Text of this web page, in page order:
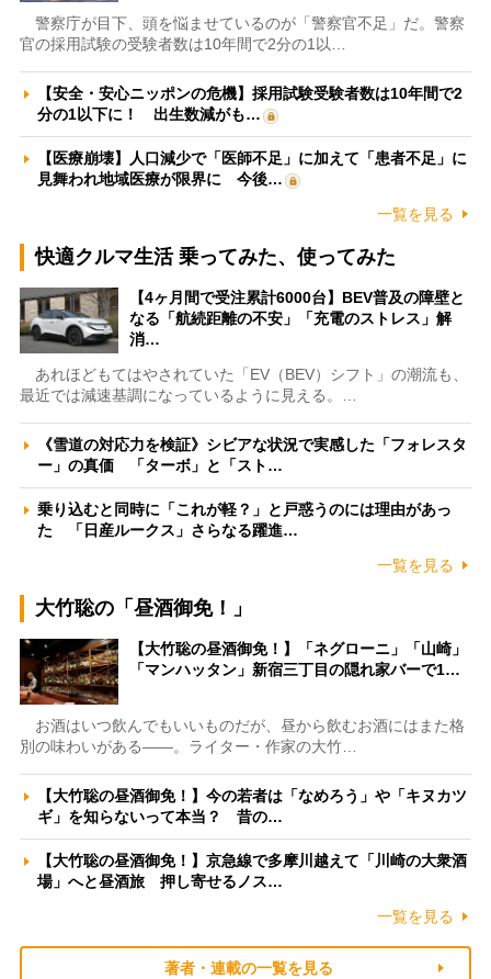
警察庁が目下、頭を悩ませているのが「警察官不足」だ。警察
官の採用試験の受験者数は10年間で2分の1以…
【安全・安心ニッポンの危機】採用試験受験者数は10年間で2
分の1以下に！ 出生数減がも…
【医療崩壊】人口減少で「医師不足」に加えて「患者不足」に
見舞われ地域医療が限界に 今後…
一覧を見る
快適クルマ生活 乗ってみた、使ってみた
【4ヶ月間で受注累計6000台】BEV普及の障壁と
なる「航続距離の不安」「充電のストレス」解
消…
あれほどもてはやされていた「EV（BEV）シフト」の潮流も、
最近では減速基調になっているように見える。…
《雪道の対応力を検証》シビアな状況で実感した「フォレスタ
ー」の真価 「ターボ」と「スト…
乗り込むと同時に「これが軽？」と戸惑うのには理由があっ
た 「日産ルークス」さらなる躍進…
一覧を見る
大竹聡の「昼酒御免！」
【大竹聡の昼酒御免！】「ネグローニ」「山崎」
「マンハッタン」新宿三丁目の隠れ家バーで1…
お酒はいつ飲んでもいいものだが、昼から飲むお酒にはまた格
別の味わいがある――。ライター・作家の大竹…
【大竹聡の昼酒御免！】今の若者は「なめろう」や「キヌカツ
ギ」を知らないって本当？ 昔の…
【大竹聡の昼酒御免！】京急線で多摩川越えて「川崎の大衆酒
場」へと昼酒旅 押し寄せるノス…
一覧を見る
著者・連載の一覧を見る